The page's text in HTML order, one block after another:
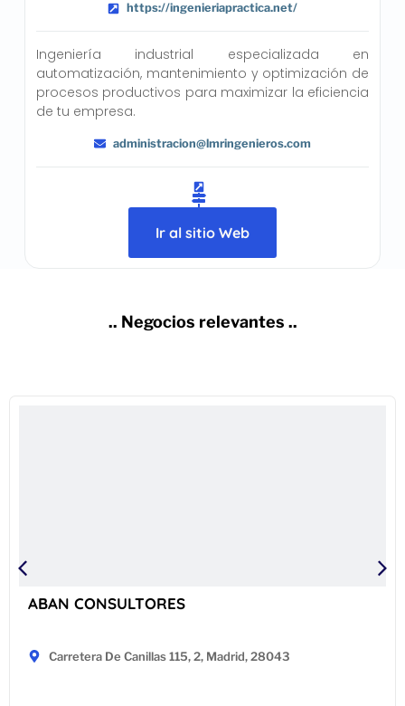
https://ingenieriapractica.net/
Ingeniería industrial especializada en
automatización, mantenimiento y optimización de
procesos productivos para maximizar la eficiencia
de tu empresa.
administracion@lmringenieros.com
Ir al sitio Web
.. Negocios relevantes ..
ABAN CONSULTORES
Carretera De Canillas 115, 2, Madrid, 28043